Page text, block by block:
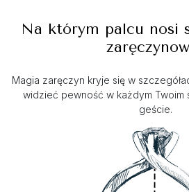
Na którym palcu nosi
Magia zaręczyn kryje się w
widzieć pewność w każdym Twoim
geście.